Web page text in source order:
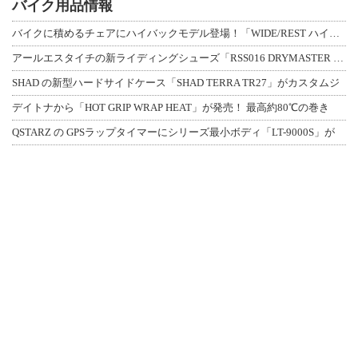
バイク用品情報
バイクに積めるチェアにハイバックモデル登場！「WIDE/REST ハイバックチェ
アールエスタイチの新ライディングシューズ「RSS016 DRYMASTER スト
SHAD の新型ハードサイドケース「SHAD TERRA TR27」がカスタムジ
デイトナから「HOT GRIP WRAP HEAT」が発売！ 最高約80℃の巻き
QSTARZ の GPSラップタイマーにシリーズ最小ボディ「LT-9000S」が